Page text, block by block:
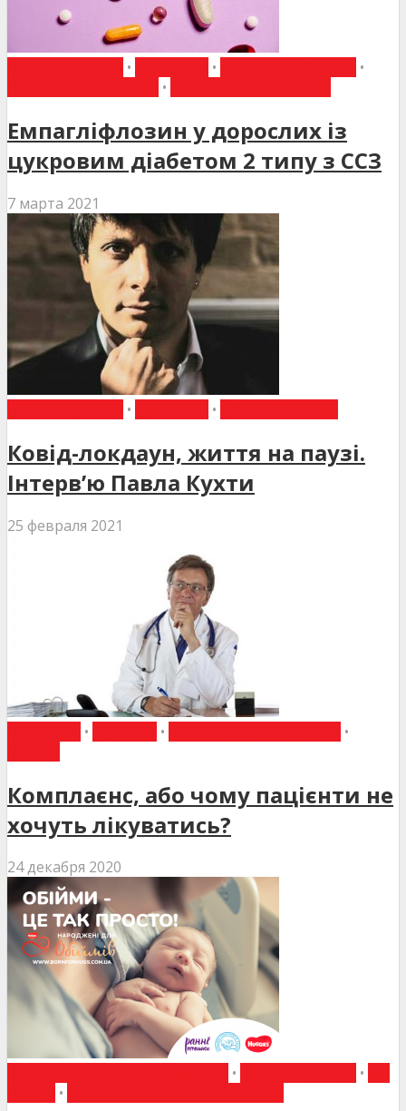
• •
•
•
Емпагліфлозин у дорослих із
цукровим діабетом 2 типу з ССЗ
7 марта 2021
• •
Ковід-локдаун, життя на паузі.
Інтерв’ю Павла Кухти
25 февраля 2021
• •
•
Комплаєнс, або чому пацієнти не
хочуть лікуватись?
24 декабря 2020
• •
•